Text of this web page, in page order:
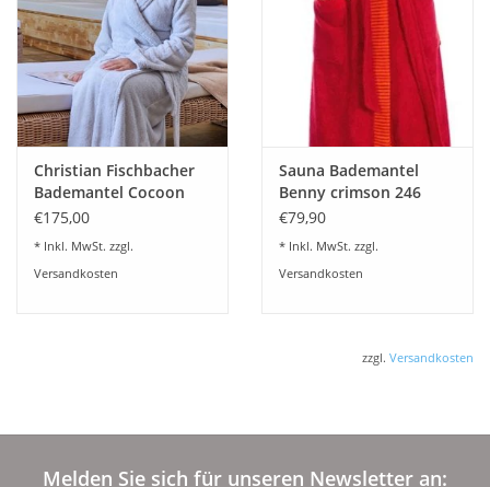
Christian Fischbacher
Bademantel Cocoon
€175,00
* Inkl. MwSt. zzgl.
Versandkosten
Sauna Bademantel
Benny crimson 246
€79,90
* Inkl. MwSt. zzgl.
Versandkosten
zzgl. Versandkosten
Melden Sie sich für unseren Newsletter an: